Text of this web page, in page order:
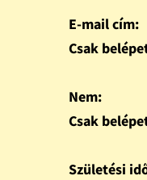
E-mail cím:
Csak
Nem:
Csak
Születési